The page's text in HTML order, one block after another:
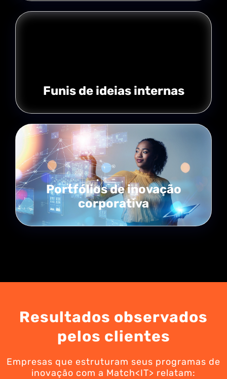
Funis de ideias internas
Portfólios de inovação
corporativa
Resultados observados
pelos clientes
Empresas que estruturam seus programas de
inovação com a Match<IT> relatam: